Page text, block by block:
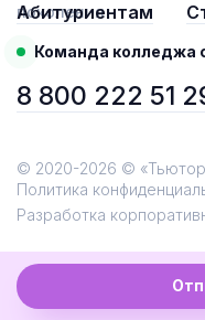
Абитуриентам
Команда колледжа
8 800 222 51
© 2020-2026 ©
Политика
Разработка